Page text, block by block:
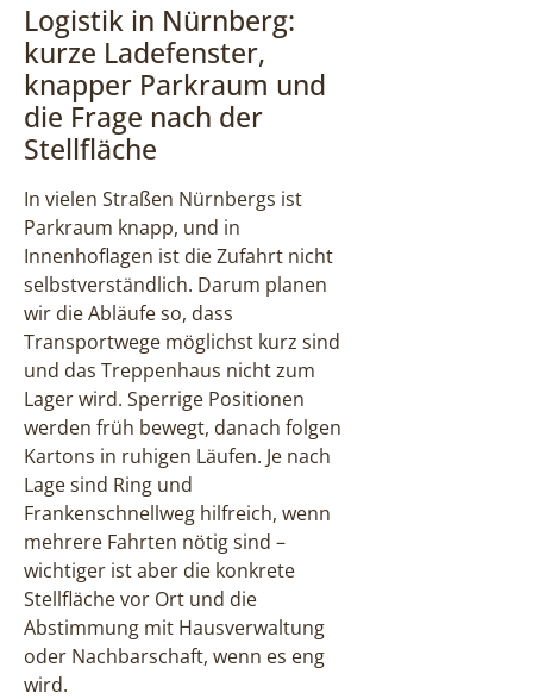
Logistik in Nürnberg:
kurze Ladefenster,
knapper Parkraum und
die Frage nach der
Stellfläche
In vielen Straßen Nürnbergs ist
Parkraum knapp, und in
Innenhoflagen ist die Zufahrt nicht
selbstverständlich. Darum planen
wir die Abläufe so, dass
Transportwege möglichst kurz sind
und das Treppenhaus nicht zum
Lager wird. Sperrige Positionen
werden früh bewegt, danach folgen
Kartons in ruhigen Läufen. Je nach
Lage sind Ring und
Frankenschnellweg hilfreich, wenn
mehrere Fahrten nötig sind –
wichtiger ist aber die konkrete
Stellfläche vor Ort und die
Abstimmung mit Hausverwaltung
oder Nachbarschaft, wenn es eng
wird.